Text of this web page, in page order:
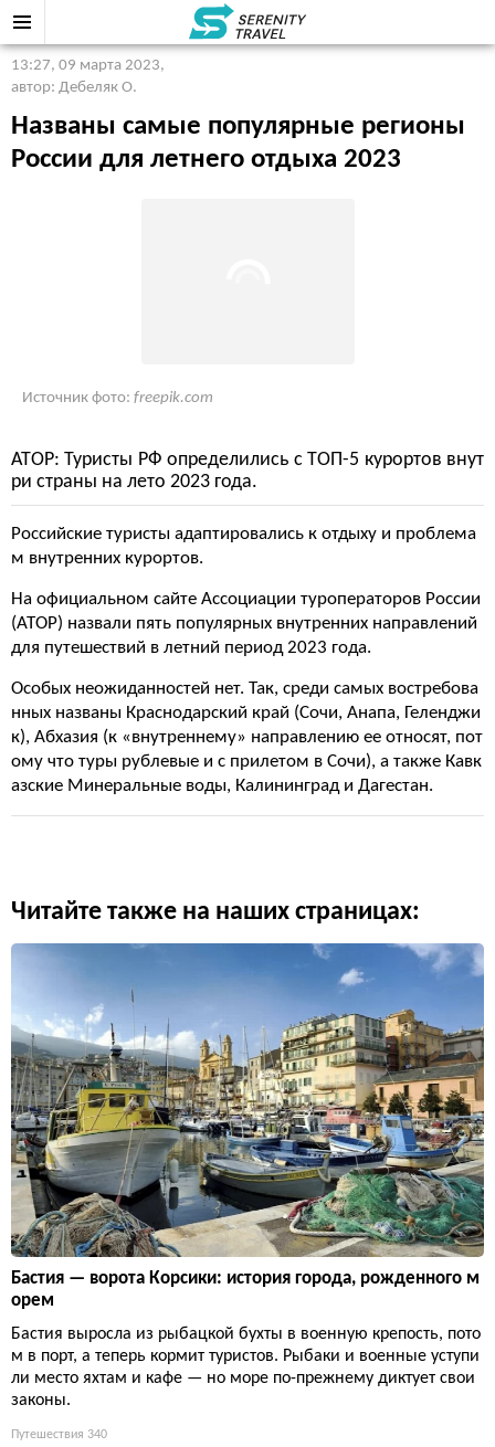
13:27, 09 марта 2023,
автор: Дебеляк О.
Названы самые популярные регионы
России для летнего отдыха 2023
Источник фото: freepik.com
АТОР: Туристы РФ определились с ТОП-5 курортов внут
ри страны на лето 2023 года.
Российские туристы адаптировались к отдыху и проблема
м внутренних курортов.
На официальном сайте Ассоциации туроператоров России
(АТОР) назвали пять популярных внутренних направлений
для путешествий в летний период 2023 года.
Особых неожиданностей нет. Так, среди самых востребова
нных названы Краснодарский край (Сочи, Анапа, Геленджи
к), Абхазия (к «внутреннему» направлению ее относят, пот
ому что туры рублевые и с прилетом в Сочи), а также Кавк
азские Минеральные воды, Калининград и Дагестан.
Читайте также на наших страницах:
Бастия — ворота Корсики: история города, рожденного м
орем
Бастия выросла из рыбацкой бухты в военную крепость, пото
м в порт, а теперь кормит туристов. Рыбаки и военные уступи
ли место яхтам и кафе — но море по-прежнему диктует свои
законы.
Путешествия 340